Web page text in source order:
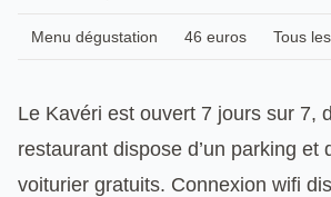
Menu dégustation 46 euros Tous
Le Kavéri est ouvert 7 jours sur 7,
restaurant dispose d’un parking et
voiturier gratuits. Connexion wifi